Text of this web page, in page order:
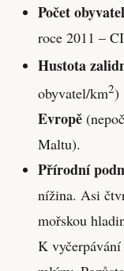
Počet obyvatel
roce 2011 –
Hustota
obyvatel/km2)
Evropě
Maltu).
Přírodní
nížina. Asi
mořskou
K